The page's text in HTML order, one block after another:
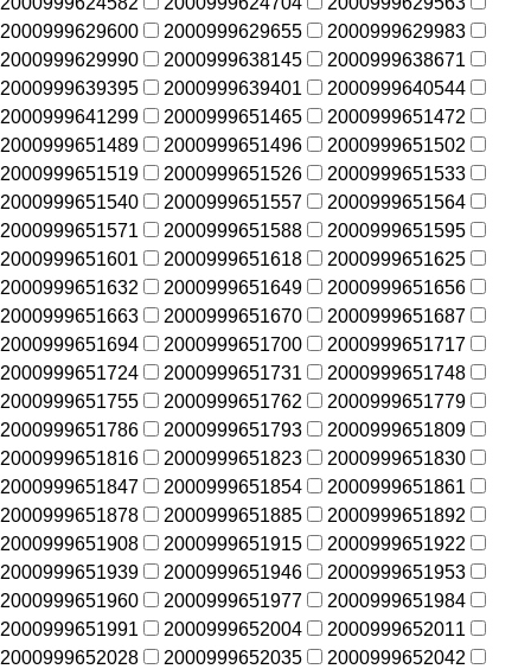
2000999629600
2000999629655
2000999629983
2000999629990
2000999638145
2000999638671
2000999639395
2000999639401
2000999640544
2000999641299
2000999651465
2000999651472
2000999651489
2000999651496
2000999651502
2000999651519
2000999651526
2000999651533
2000999651540
2000999651557
2000999651564
2000999651571
2000999651588
2000999651595
2000999651601
2000999651618
2000999651625
2000999651632
2000999651649
2000999651656
2000999651663
2000999651670
2000999651687
2000999651694
2000999651700
2000999651717
2000999651724
2000999651731
2000999651748
2000999651755
2000999651762
2000999651779
2000999651786
2000999651793
2000999651809
2000999651816
2000999651823
2000999651830
2000999651847
2000999651854
2000999651861
2000999651878
2000999651885
2000999651892
2000999651908
2000999651915
2000999651922
2000999651939
2000999651946
2000999651953
2000999651960
2000999651977
2000999651984
2000999651991
2000999652004
2000999652011
2000999652028
2000999652035
2000999652042